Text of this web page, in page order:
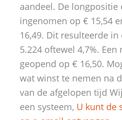
aandeel. De longpositie
ingenomen op € 15,54
16,49. Dit resulteerde
5.224 oftewel 4,7%.
geopend op € 16,50.
wat winst te nemen na
van de afgelopen tijd
een systeem, U kunt de